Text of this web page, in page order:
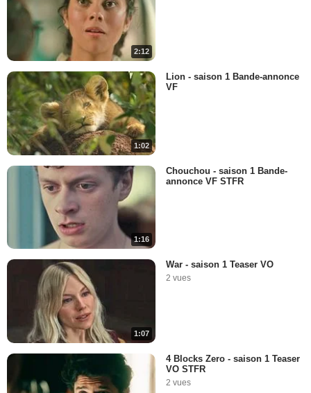
2:12
1:02
Lion - saison 1 Bande-annonce
VF
1:16
Chouchou - saison 1 Bande-
annonce VF STFR
1:07
War - saison 1 Teaser VO
2 vues
4 Blocks Zero - saison 1 Teaser
VO STFR
2 vues